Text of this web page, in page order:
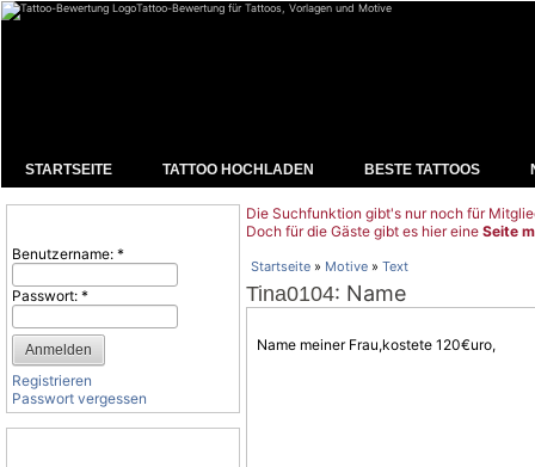
Tattoo-Bewertung für Tattoos, Vorlagen und Motive
STARTSEITE TATTOO HOCHLADEN BESTE TATTOOS
Benutzername: *
Passwort: *
Registrieren
Passwort vergessen
Die Suchfunktion gibt's nur noch für
Doch für die Gäste gibt es hier eine Seite
Startseite » Motive » Text
Tina0104: Name
Name meiner Frau,kostete 120€uro,